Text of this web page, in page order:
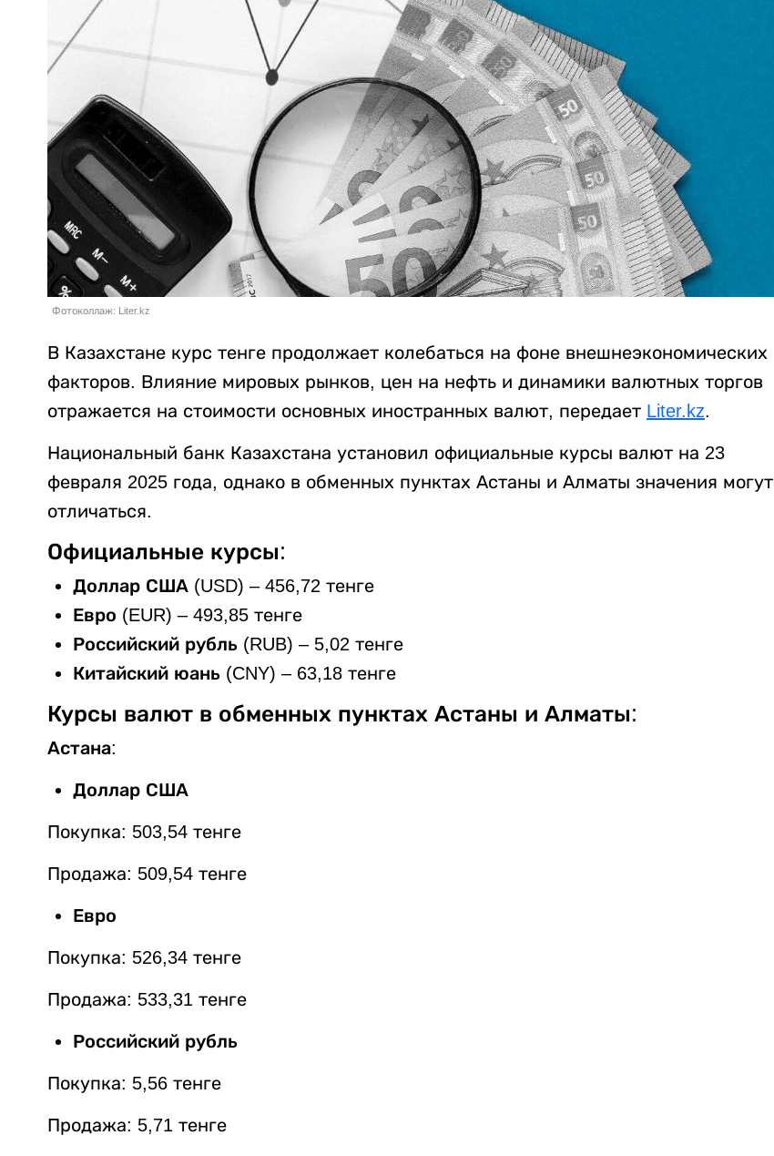
Фотоколлаж: Liter.kz
В Казахстане курс тенге продолжает колебаться на фоне внешнеэкономических
факторов. Влияние мировых рынков, цен на нефть и динамики валютных торгов
отражается на стоимости основных иностранных валют, передает Liter.kz.
Национальный банк Казахстана установил официальные курсы валют на 23
февраля 2025 года, однако в обменных пунктах Астаны и Алматы значения могут
отличаться.
Официальные курсы:
Доллар США (USD) – 456,72 тенге
Евро (EUR) – 493,85 тенге
Российский рубль (RUB) – 5,02 тенге
Китайский юань (CNY) – 63,18 тенге
Курсы валют в обменных пунктах Астаны и Алматы:
Астана:
Доллар США
Покупка: 503,54 тенге
Продажа: 509,54 тенге
Евро
Покупка: 526,34 тенге
Продажа: 533,31 тенге
Российский рубль
Покупка: 5,56 тенге
Продажа: 5,71 тенге